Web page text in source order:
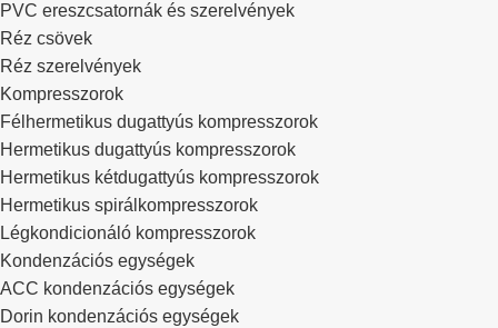
PVC ereszcsatornák és szerelvények
Réz csövek
Réz szerelvények
Kompresszorok
Félhermetikus dugattyús kompresszorok
Hermetikus dugattyús kompresszorok
Hermetikus kétdugattyús kompresszorok
Hermetikus spirálkompresszorok
Légkondicionáló kompresszorok
Kondenzációs egységek
ACC kondenzációs egységek
Dorin kondenzációs egységek